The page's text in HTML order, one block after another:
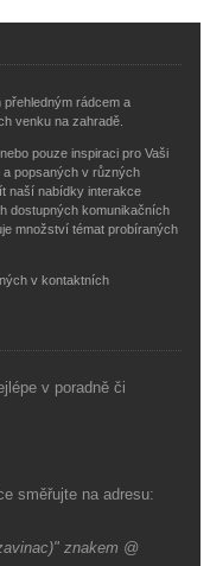
rádcem a
venku na zahradě.
pouze inspiraci pro Vaši
a popsaných v různých
naší nabídky interakce
dostupných komunikačních
množství témat probíraných
v kontaktních
v poradně či
směřujte na adresu:
znakem @